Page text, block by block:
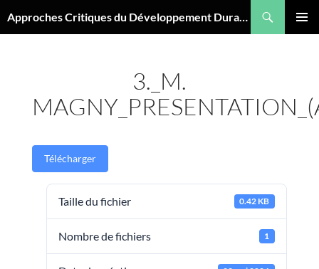
au
Approches Critiques du Développement Durable
3._M.
Télécharger
Taille du fichier 0.42 KB
Nombre de fichiers 1